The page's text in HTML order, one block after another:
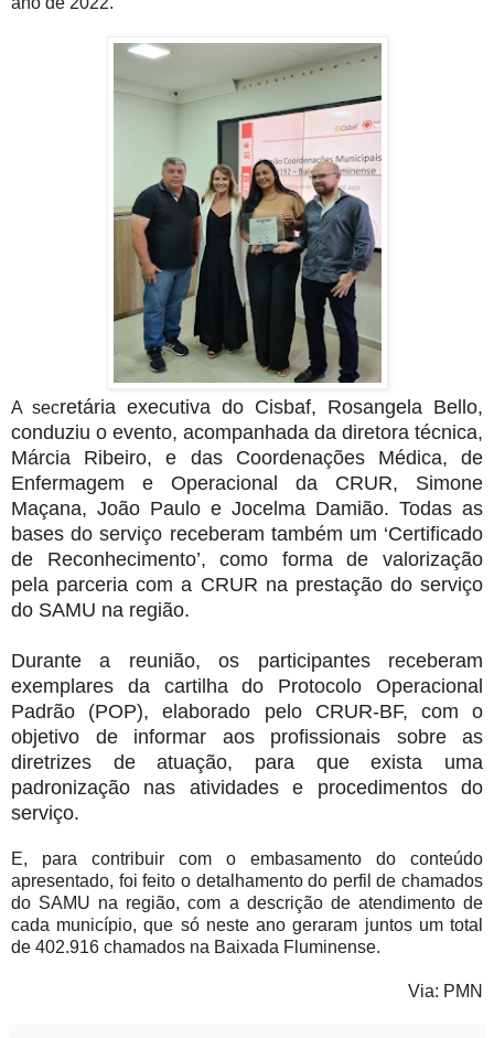
A secretária executiva do Cisbaf, Rosangela Bello,
conduziu o evento, acompanhada da diretora técnica,
Márcia Ribeiro, e das Coordenações Médica, de
Enfermagem e Operacional da CRUR, Simone
Maçana, João Paulo e Jocelma Damião. Todas as
bases do serviço receberam também um ‘Certificado
de Reconhecimento’, como forma de valorização
pela parceria com a CRUR na prestação do serviço
do SAMU na região.
Durante a reunião, os participantes receberam
exemplares da cartilha do Protocolo Operacional
Padrão (POP), elaborado pelo CRUR-BF, com o
objetivo de informar aos profissionais sobre as
diretrizes de atuação, para que exista uma
padronização nas atividades e procedimentos do
serviço.
E, para contribuir com o embasamento do conteúdo
apresentado, foi feito o detalhamento do perfil de chamados
do SAMU na região, com a descrição de atendimento de
cada município, que só neste ano geraram juntos um total
de 402.916 chamados na Baixada Fluminense.
Via: PMN